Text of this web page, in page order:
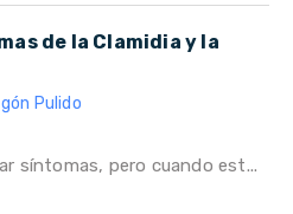
de la Clamidia y la
Pulido
síntomas, pero cuando est...